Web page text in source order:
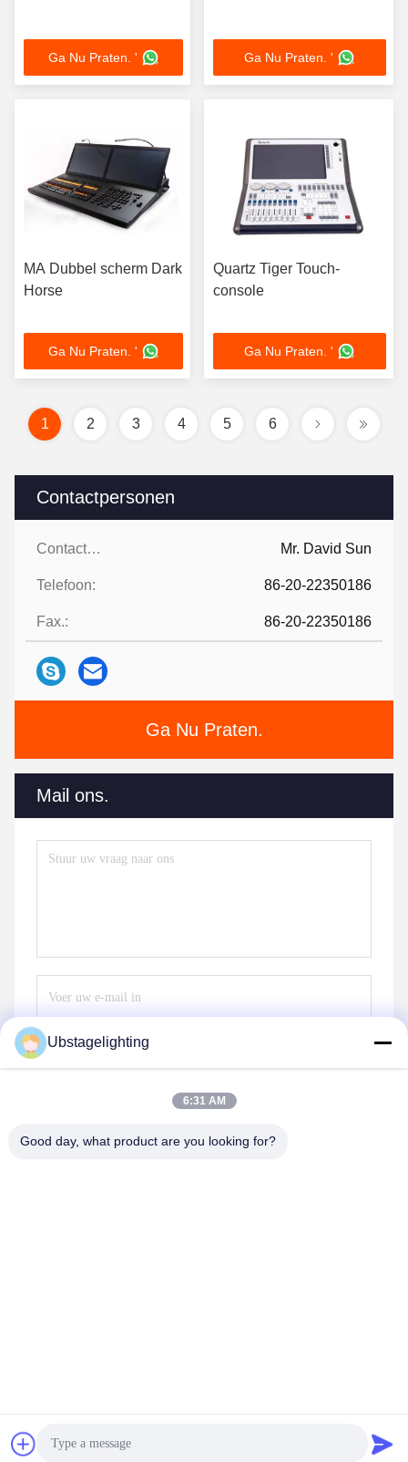
Contactpersonen
Contactpersonen: Mr. David Sun
Telefoon: 86-20-22350186
Fax.: 86-20-22350186
Ga Nu Praten.
Mail ons.
Stuur
Ga Nu Praten. ' Ga Nu Praten. '
MA Dubbel scherm Dark
Horse
Ga Nu Praten. '
Quartz Tiger Touch-
console
Ga Nu Praten. '
1 2 3 4 5 6
Auteursrecht © 2021-2026 Guangzhou Union Bright Lighting
Co., Ltd. Alle rechten voorbehouden.
Ubstagelighting
6:31 AM
Good day, what product are you looking for?